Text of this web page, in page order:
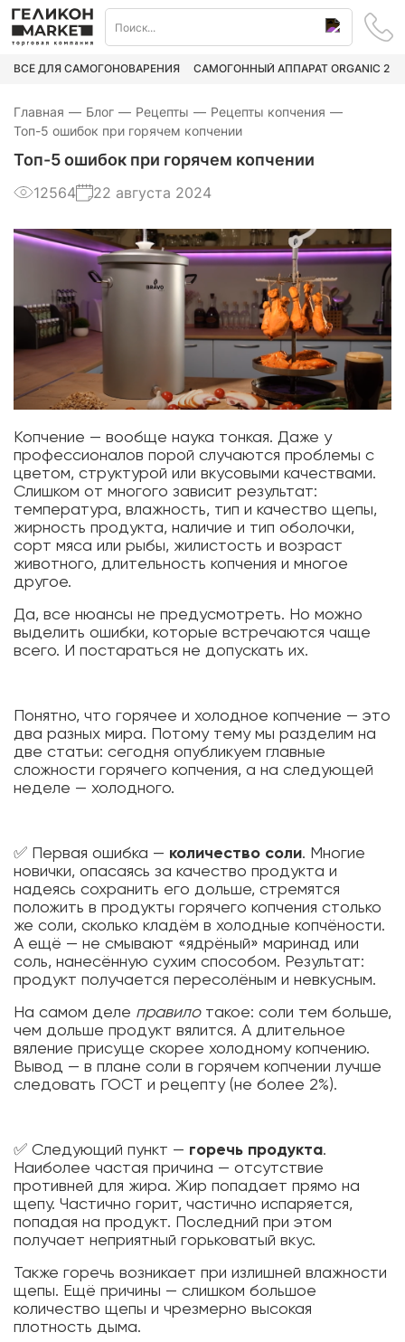
ВСЁ ДЛЯ САМОГОНОВАРЕНИЯ САМОГОННЫЙ АППАРАТ ORGANIC 2
Главная — Блог — Рецепты — Рецепты копчения —
Топ-5 ошибок при горячем копчении
Топ-5 ошибок при горячем копчении
12564 22 августа 2024
Копчение — вообще наука тонкая. Даже у
профессионалов порой случаются проблемы с
цветом, структурой или вкусовыми качествами.
Слишком от многого зависит результат:
температура, влажность, тип и качество щепы,
жирность продукта, наличие и тип оболочки,
сорт мяса или рыбы, жилистость и возраст
животного, длительность копчения и многое
другое.
Да, все нюансы не предусмотреть. Но можно
выделить ошибки, которые встречаются чаще
всего. И постараться не допускать их.
Понятно, что горячее и холодное копчение — это
два разных мира. Потому тему мы разделим на
две статьи: сегодня опубликуем главные
сложности горячего копчения, а на следующей
неделе — холодного.
✅ Первая ошибка — количество соли. Многие
новички, опасаясь за качество продукта и
надеясь сохранить его дольше, стремятся
положить в продукты горячего копчения столько
же соли, сколько кладём в холодные копчёности.
А ещё — не смывают «ядрёный» маринад или
соль, нанесённую сухим способом. Результат:
продукт получается пересолёным и невкусным.
На самом деле правилотакое: соли тем больше,
чем дольше продукт вялится. А длительное
вяление присуще скорее холодному копчению.
Вывод — в плане соли в горячем копчении лучше
следовать ГОСТ и рецепту (не более 2%).
✅ Следующий пункт — горечь продукта.
Наиболее частая причина — отсутствие
противней для жира. Жир попадает прямо на
щепу. Частично горит, частично испаряется,
попадая на продукт. Последний при этом
получает неприятный горьковатый вкус.
Также горечь возникает при излишней влажности
щепы. Ещё причины — слишком большое
количество щепы и чрезмерно высокая
плотность дыма.